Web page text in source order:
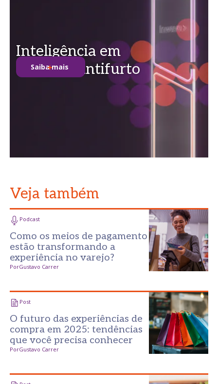
Inteligência em
soluções antifurto
Saiba mais
Veja também
Podcast
Como os meios de pagamento
estão transformando a
experiência no varejo?
PorGustavo Carrer
Post
O futuro das experiências de
compra em 2025: tendências
que você precisa conhecer
PorGustavo Carrer